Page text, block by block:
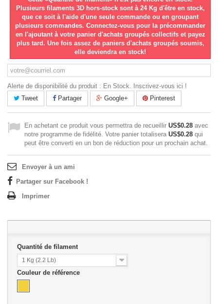
Plusieurs filaments 3D hors-stock sont à 24 Kg d'être en stock,
que ce soit à l'aide d'une seule commande ou en groupant
plusieurs commandes. Connectez-vous pour la précommander
en l'ajoutant à votre panier d'achats groupés collectifs et payez
plus tard. Une fois assez de paniers d'achats groupés soumis,
elle deviendra en stock!
Alerte de disponibilité du produit : En Stock. Inscrivez-vous ici !
Tweet
Partager Google+ Pinterest
En achetant ce produit vous permettra de recueillir US$0.28 avec
notre programme de fidélité. Votre panier totalisera US$0.28 qui
peut être converti en un bon de réduction pour un prochain achat.
Envoyer à un ami
Partager sur Facebook !
Imprimer
Quantité de filament
1 Kg (2.2 Lb)
Couleur de référence